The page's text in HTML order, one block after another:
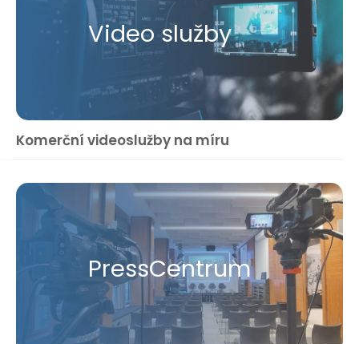
Video služby
Komerční videoslužby na míru
Press​Centrum